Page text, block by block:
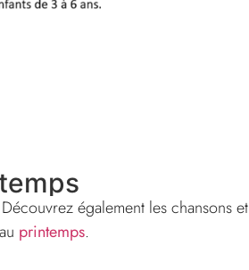
également les chansons et
printemps.